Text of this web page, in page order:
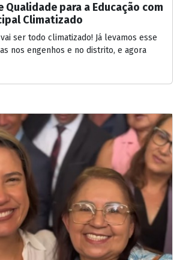
Qualidade para a Educação com
Climatizado
ser todo climatizado! Já levamos esse
nos engenhos e no distrito, e agora